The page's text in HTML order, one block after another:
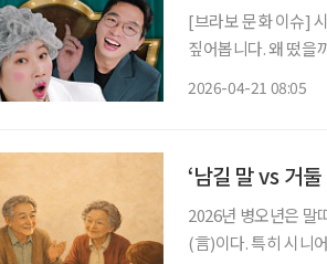
[브라보 문화 이슈]
짚어봅니다. 왜 떴을까? KBS 2TV 예능 프로그램 ‘말자쇼’가 인기를 끌고 있다. ‘개그콘서
2026-04-21 08:05
‘남길 말 vs 거
2026년 병오년은 말
(言)이다. 특히 시니